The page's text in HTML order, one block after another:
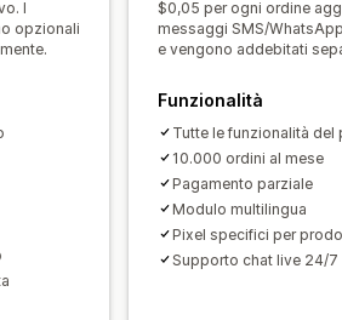
Analisi
I
opzionali
$0,05 per ogni ordine
messaggi SMS/
e vengono addebitati
Funzionalità
Tutte le funzionalità del
10.000 ordini al mese
Pagamento parziale
Modulo multilingua
Pixel specifici per
Supporto chat live 24/7